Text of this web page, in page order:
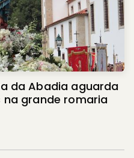
da Abadia aguarda
na grande romaria